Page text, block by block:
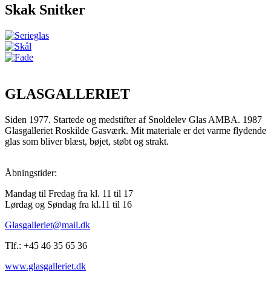
Skak Snitker
GLASGALLERIET
Siden 1977. Startede og medstifter af Snoldelev Glas AMBA. 1987
Glasgalleriet Roskilde Gasværk. Mit materiale er det varme flydende
glas som bliver blæst, bøjet, støbt og strakt.
Åbningstider:
Mandag til Fredag fra kl. 11 til 17
Lørdag og Søndag fra kl.11 til 16
Glasgalleriet@mail.dk
Tlf.: +45 46 35 65 36
www.glasgalleriet.dk